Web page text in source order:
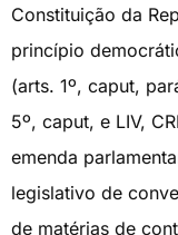
Constituição da
princípio
(arts. 1º, caput,
5º, caput, e LIV,
emenda
legislativo de
de matérias de